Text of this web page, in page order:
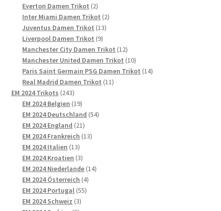
Produkte
Everton Damen Trikot 22
Produkte
Inter Miami Damen Trikot 22
Juventus Damen Trikot 1313
Liverpool Damen Trikot 99
Produkte
Manchester City Damen Trikot 1212
Produkte
Manchester United Damen Trikot 1010
Produkte
Paris Saint Germain PSG Damen Trikot 1414
Real Madrid Damen Trikot 1111
EM 2024 Trikots 243243
Produkte
EM 2024 Belgien 1919
Produkte
EM 2024 Deutschland 5454
EM 2024 England 2121
Produkte
EM 2024 Frankreich 1313
EM 2024 Italien 1313
Produkte
EM 2024 Kroatien 33
Produkte
EM 2024 Niederlande 1414
EM 2024 Österreich 44
EM 2024 Portugal 5555
EM 2024 Schweiz 33